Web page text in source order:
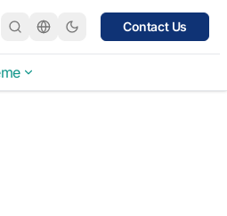
Contact Us